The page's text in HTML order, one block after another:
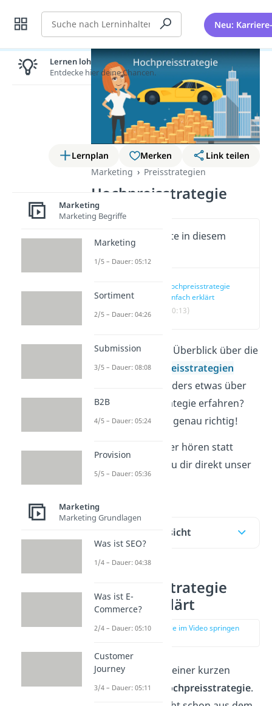
Suche Neu:
Lernplan Merken
Link teilen
Marketing
Preisstrategien
Hochpreisstrategie
Wichtige Inhalte in diesem
Video
Hochpreisstrategie
einfach erklärt
(00:13)
Du möchtest den Überblick über die
verschiedenen
Preisstrategien
haben und besonders etwas über
die Hochpreisstrategie erfahren?
Dann bist du hier genau richtig!
Du möchtest lieber hören statt
lesen? Dann schau dir direkt unser
Video
Inhaltsübersicht
Hochpreisstrategie
einfach erklärt
zur Stelle im Video springen
Beginnen wir mit einer kurzen
Definitionder Hochpreisstrategie.
Lernen lohnt sich!
Entdecke hier deine Chancen.
Marketing
Marketing Begriffe
Marketing
1/5 – Dauer: 05:12
Sortiment
2/5 – Dauer: 04:26
Submission
3/5 – Dauer: 08:08
B2B
4/5 – Dauer: 05:24
Provision
5/5 – Dauer: 05:36
Marketing
Marketing Grundlagen
Was ist SEO?
1/4 – Dauer: 04:38
Was ist E-
Commerce?
2/4 – Dauer: 05:10
Customer
Journey
3/4 – Dauer: 05:11